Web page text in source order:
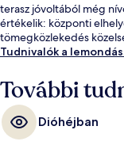
terasz jóvoltából még
értékelik: központi
tömegközlekedés
mindössze 2 perc, 7 Av.
Tudnivalók a
További
Dióhéjban